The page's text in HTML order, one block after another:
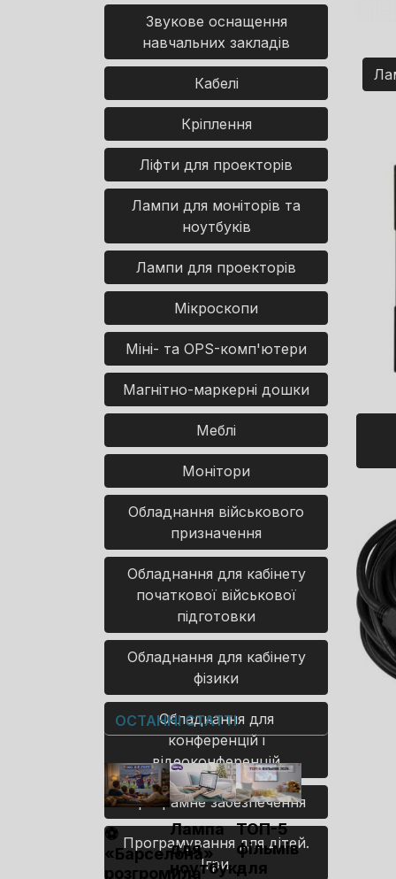
Звукове оснащення
навчальних закладів
Кабелі
Кріплення
Ліфти для проекторів
Лампи для моніторів та
ноутбуків
Лампи для проекторів
Мікроскопи
Міні- та OPS-комп'ютери
Магнітно-маркерні дошки
Меблі
Монітори
Обладнання військового
призначення
Обладнання для кабінету
початкової військової
підготовки
Обладнання для кабінету
фізики
Обладнання для
конференцій і
відеоконференцій
Програмне забезпечення
Програмування для дітей.
Ігри.
ОСТАННІ СТАТТІ
⚽
«Барселона»
розгромила
Лампа
для
ноутбука
ТОП-5
фільмів
для